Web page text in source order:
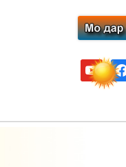
youtube